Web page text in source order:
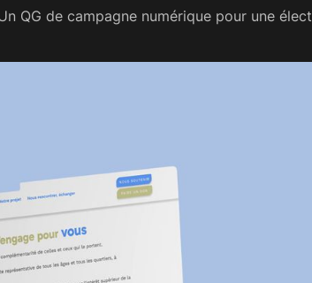
QG de campagne numérique pour une